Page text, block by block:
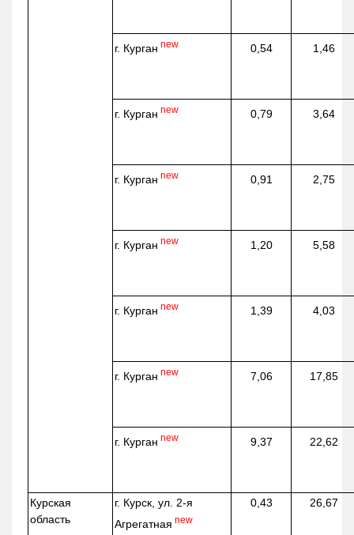
г. Курган new 0,54 1,46
г. Курган new 0,79 3,64
г. Курган new 0,91 2,75
г. Курган new 1,20 5,58
г. Курган new 1,39 4,03
г. Курган new 7,06 17,85
г. Курган new 9,37 22,62
Курская
область
г. Курск, ул. 2-я
Агрегатная new
0,43 26,67